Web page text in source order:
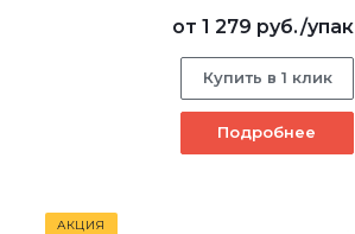
от 1 279 руб./упак
Купить в 1 клик
Подробнее
АКЦИЯ